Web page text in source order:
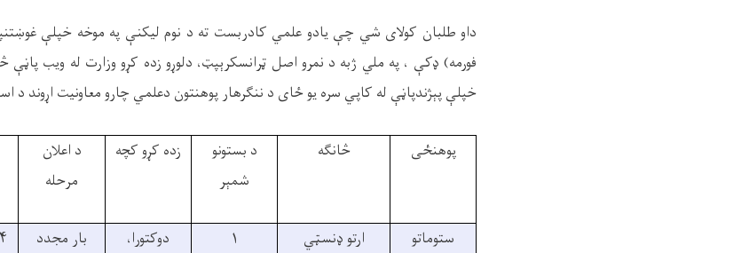
داو طلبان کولای شي چې يادو علمي کادربست ته د نوم ليکنې په موخه خپلې
فورمه) ډکې ، په ملي ژبه د نمرو اصل ټرانسکرېپټ، دلوړو زده کړو وزارت له ويب
خپلې پېژندپاڼې له کاپي سره يو ځای د ننګرهار پوهنتون دعلمي چارو معاونيت اړوند د
پوهنځی څانګه
د بستونو
شمېر
زده کړو کچه
د اعلان
مرحله
ستوماتو
ارتو ډنسټي ۱
دوکتورا،
بار مجدد